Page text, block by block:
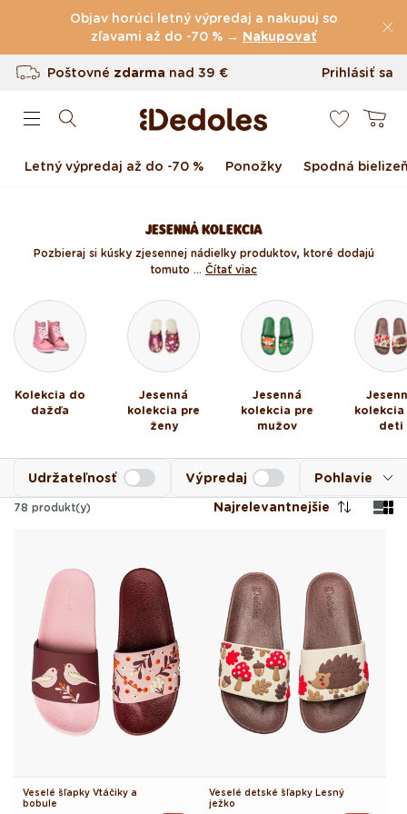
Preskočiť na obsah
Objav horúci letný výpredaj a nakupuj so
zľavami až do -70 % → Nakupovať
Poštovnézdarma nad39 €
Vrátenie tovaru až do 100 dní
Originálny dizajn navrhnutý u nás
Prihlásiť sa
Košík
Letný výpredaj až do -70 % Ponožky Spodná
JESENNÁ KOLEKCIA
Pozbieraj si kúsky z jesennej nádielky produktov, ktoré dodajú
tomuto ... Čítať viac
Kolekcia do
dažďa
Jesenná
kolekcia pre
ženy
Jesenná
kolekcia pre
mužov
kolekcia
deti
Pohlavie
Udržateľnosť Výpredaj
78 produkt(y) Najrelevantnejšie
Veselé šľapky Vtáčiky a
bobule
Veselé detské šľapky Lesný
ježko